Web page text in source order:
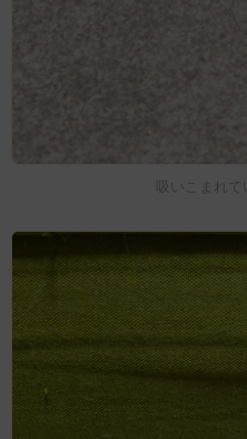
吸いこまれて